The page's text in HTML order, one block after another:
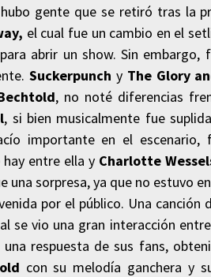
gente que se retiró tras la
el cual fue un cambio en el
abrir un show. Sin
Suckerpunchy The Glory
, no noté diferencias
, si bien musicalmente fue
importante en el escenario,
entre ella y Charlotte
una sorpresa, ya que no estuvo
por el público. Una
se vio una gran interacción
respuesta de sus fans,
con su melodía ganchera y